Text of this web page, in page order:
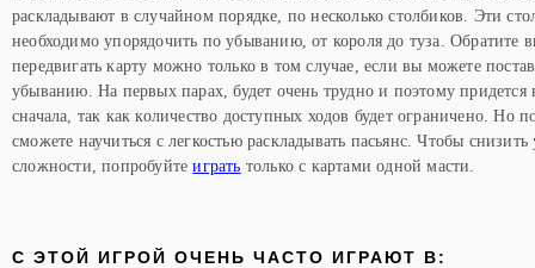
раскладывают в случайном порядке, по несколько столбиков. Эти
необходимо упорядочить по убыванию, от короля до туза. Обратите
передвигать карту можно только в том случае, если вы можете
убыванию. На первых парах, будет очень трудно и поэтому придется
сначала, так как количество доступных ходов будет ограничено. Но
сможете научиться с легкостью раскладывать пасьянс. Чтобы снизить
сложности, попробуйтеиграть только с картами одной масти.
C ЭТОЙ ИГРОЙ ОЧЕНЬ ЧАСТО ИГРАЮТ В: